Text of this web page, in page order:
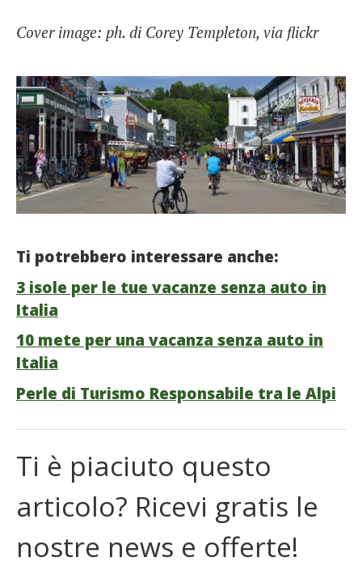
Cover image: ph. di Corey Templeton, via flickr
Ti potrebbero interessare anche:
3 isole per le tue vacanze senza auto in
Italia
10 mete per una vacanza senza auto in
Italia
Perle di Turismo Responsabile tra le Alpi
Ti è piaciuto questo
articolo? Ricevi gratis le
nostre news e offerte!